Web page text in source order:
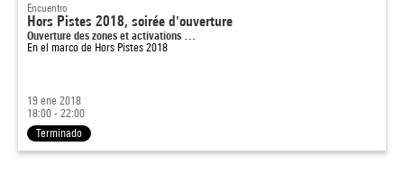
Encuentro
Hors Pistes 2018, soirée d'ouverture
Ouverture des zones et activations …
En el marco de Hors Pistes 2018
19 ene 2018
18:00 - 22:00
Terminado